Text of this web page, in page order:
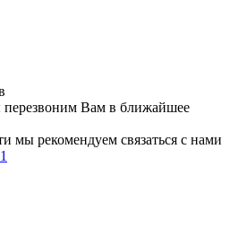
Вам в ближайшее
мы рекомендуем связаться с нами